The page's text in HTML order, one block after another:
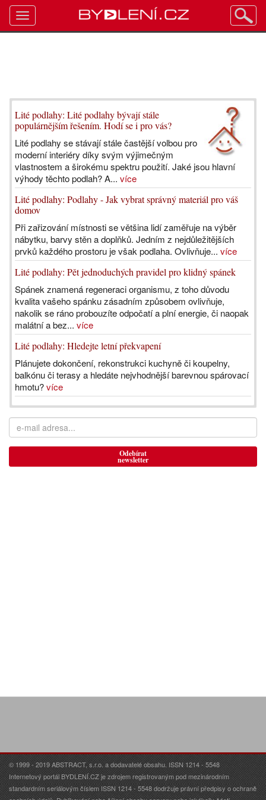
Lité podlahy: Lité podlahy bývají stále
populárnějším řešením. Hodí se i pro vás?
Lité podlahy se stávají stále častější volbou pro
moderní interiéry díky svým výjimečným
vlastnostem a širokému spektru použití. Jaké jsou hlavní
výhody těchto podlah? A... více
Lité podlahy: Podlahy - Jak vybrat správný materiál pro váš
domov
Při zařizování místnosti se většina lidí zaměřuje na výběr
nábytku, barvy stěn a doplňků. Jedním z nejdůležitějších
prvků každého prostoru je však podlaha. Ovlivňuje... více
Lité podlahy: Pět jednoduchých pravidel pro klidný spánek
Spánek znamená regeneraci organismu, z toho důvodu
kvalita vašeho spánku zásadním způsobem ovlivňuje,
nakolik se ráno probouzíte odpočatí a plní energie, či naopak
malátní a bez... více
Lité podlahy: Hledejte letní překvapení
Plánujete dokončení, rekonstrukci kuchyně či koupelny,
balkónu či terasy a hledáte nejvhodnější barevnou spárovací
hmotu?více
Odebírat
newsletter
Toggle
navigation
© 1999 - 2019 ABSTRACT, s.r.o. a dodavatelé obsahu. ISSN 1214 - 5548
Internetový portál BYDLENÍ.CZ je zdrojem registrovaným pod mezinárodním
standardním seriálovým číslem ISSN 1214 - 5548 dodržuje právní předpisy o ochraně